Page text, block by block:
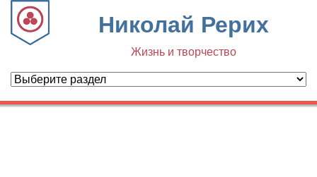
Николай Рерих
Жизнь и творчество